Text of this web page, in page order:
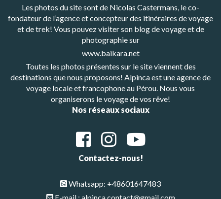
Les photos du site sont de Nicolas Castermans, le co-
fondateur de l’agence et concepteur des itinéraires de voyage
et de trek! Vous pouvez visiter son blog de voyage et de
photographie sur
www.baikara.net
Toutes les photos présentes sur le site viennent des
destinations que nous proposons! Alpinca est une agence de
voyage locale et francophone au Pérou. Nous vous
organiserons le voyage de vos rêve!
Nos réseaux sociaux
Contactez-nous!
Whatsapp: +48601647483
E-mail : alpinca.contact@gmail.com